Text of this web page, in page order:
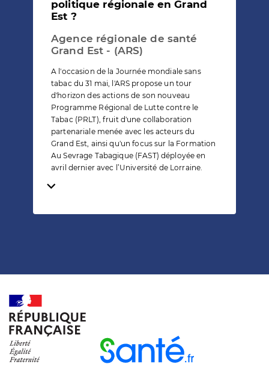
politique régionale en Grand
Est ?
Agence régionale de santé
Grand Est - (ARS)
A l'occasion de la Journée mondiale sans
tabac du 31 mai, l'ARS propose un tour
d'horizon des actions de son nouveau
Programme Régional de Lutte contre le
Tabac (PRLT), fruit d'une collaboration
partenariale menée avec les acteurs du
Grand Est, ainsi qu'un focus sur la Formation
Au Sevrage Tabagique (FAST) déployée en
avril dernier avec l’Université de Lorraine.
Temps de lecture